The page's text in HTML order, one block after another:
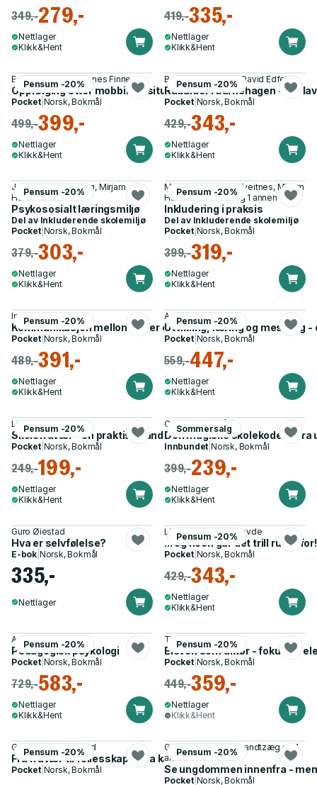
349,-279,-
Nettlager
Klikk&Hent
419,-335,-
Nettlager
Klikk&Hent
Pensum -20%
Erling Roland, Johannes Finne
Oppfølging etter mobbing - situert rehabilitering
Pocket| Norsk, Bokmål
499,-399,-
Nettlager
Klikk&Hent
Pensum -20%
Bo Hejlskov Elvén, David Edfelt
Rabalder i barnehagen - om
Pocket| Norsk, Bokmål
429,-343,-
Nettlager
Klikk&Hent
Pensum -20%
Jorun Buli-Holmberg, Mirjam
Harkestad Olsen
Psykososialt læringsmiljø
Del av Inkluderende skolemiljø
Pocket| Norsk, Bokmål
379,-303,-
Nettlager
Klikk&Hent
Pensum -20%
Marianne Sandvik Tveitnes, Mirjam
Harkestad Olsen og 1 annen
Inkludering i praksis
Del av Inkluderende skolemiljø
Pocket| Norsk, Bokmål
399,-319,-
Nettlager
Klikk&Hent
Pensum -20%
Inger Ulleberg
Kommunikasjon mellom lærer og elev
Pocket| Norsk, Bokmål
489,-391,-
Nettlager
Klikk&Hent
Pensum -20%
Arild Raaheim
Utvikling, læring og mestring -
Pocket| Norsk, Bokmål
559,-447,-
Nettlager
Klikk&Hent
Pensum -20%
Lise Marie Sæhle
Skolefravær - en praktisk håndbok for skolen
Pocket| Norsk, Bokmål
249,-199,-
Nettlager
Klikk&Hent
Sommersalg
Cathrine Midtgård
Den magiske skolekoden -
Innbundet |Norsk, Bokmål
399,-239,-
Nettlager
Klikk&Hent
Guro Øiestad
Hva er selvfølelse?
E-bok Norsk, Bokmål
335,-
Nettlager
Pensum -20%
Lisbeth Iglum Rønhovde
... og noen går det trill rundt
Pocket| Norsk, Bokmål
429,-343,-
Nettlager
Klikk&Hent
Pensum -20%
Anita Woolfolk
Pedagogisk psykologi
Pocket| Norsk, Bokmål
729,-583,-
Nettlager
Klikk&Hent
Pensum -20%
Thomas Nordahl
Eleven som aktør - fokus på
Pocket| Norsk, Bokmål
449,-359,-
Nettlager
Klikk&Hent
Pensum -20%
Gro Emmertsen Lund
Fra fravær til fellesskap - hva kan skolen gjøre?
Pocket| Norsk, Bokmål
Pensum -20%
Guro Øiestad, Ida Brandtzæg og 1
annen
Se ungdommen innenfra -
Pocket| Norsk, Bokmål